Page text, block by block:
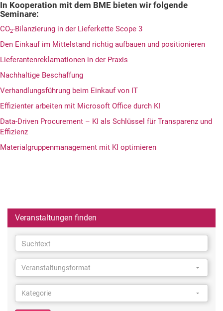
In Kooperation mit dem BME bieten wir folgende
Seminare:
CO2-Bilanzierung in der Lieferkette Scope 3
Den Einkauf im Mittelstand richtig aufbauen und positionieren
Lieferantenreklamationen in der Praxis
Nachhaltige Beschaffung
Verhandlungsführung beim Einkauf von IT
Effizienter arbeiten mit Microsoft Office durch KI
Data-Driven Procurement – KI als Schlüssel für Transparenz und
Effizienz
Materialgruppenmanagement mit KI optimieren
Veranstaltungen finden
Suchtext
Suchtext
Veranstaltungsformat
Veranstaltungsformat
Veranstaltungsformat
Kategorie
Kategorie
Kategorie